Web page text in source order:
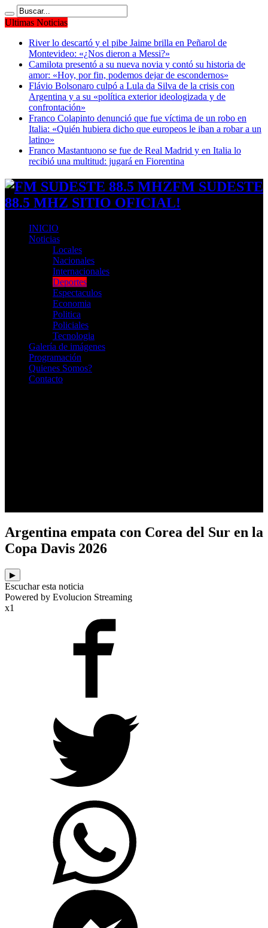
Ultimas Noticias
River lo descartó y el pibe Jaime brilla en Peñarol de
Montevideo: «¿Nos dieron a Messi?»
Camilota presentó a su nueva novia y contó su historia de
amor: «Hoy, por fin, podemos dejar de escondernos»
Flávio Bolsonaro culpó a Lula da Silva de la crisis con
Argentina y a su «política exterior ideologizada y de
confrontación»
Franco Colapinto denunció que fue víctima de un robo en
Italia: «Quién hubiera dicho que europeos le iban a robar a un
latino»
Franco Mastantuono se fue de Real Madrid y en Italia lo
recibió una multitud: jugará en Fiorentina
FM SUDESTE
88.5 MHZ SITIO OFICIAL!
INICIO
Noticias
Locales
Nacionales
Internacionales
Deportes
Espectaculos
Economia
Politica
Policiales
Tecnologia
Galería de imágenes
Programación
Quienes Somos?
Contacto
Argentina empata con Corea del Sur en la
Copa Davis 2026
▶
Escuchar esta noticia
Powered by Evolucion Streaming
x1